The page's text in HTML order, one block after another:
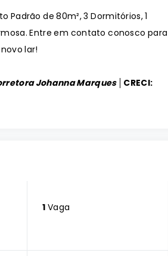
de 80m², 3 Dormitórios, 1
Entre em contato conosco para
lar!
Johanna Marques │ CRECI:
1 Vaga